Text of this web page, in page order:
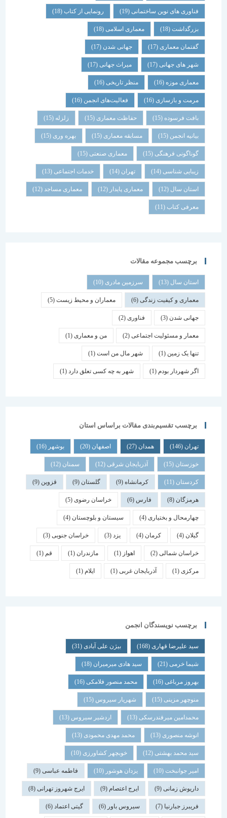
فناوری های نوین ساختمانی(19) رونمایی از کتاب (18)
بزرگداشت (18) معماری اسلامی(18)
گفتمان معماری (17) جهانی شدن(17)
شهر های جهانی(17) میراث جهانی(17)
معماری موزه(16) منظر تاریخی (16)
مرمت و بازسازی(16) فعالیت‌های انجمن(16)
بافت فرسوده (15) حفاظت معماری (15) زلزله
بیانیه انجمن(15) مسابقه معماری (15) بهره وری(15)
گوناگونی فرهنگی (15) معماری صنعتی(15)
زیبایی شناسی (14) تهران خدمات اجتماعی (13)
استان سال(12) معماری پایدار (12) معماری مساجد(12)
معرفی کتاب(11)
برچسب مجموعه مقالات
استان سال(13) سرزمین مادری(10)
معماری و کیفیت زندگی(6) معماران و محیط زیست(5)
جهانی شدن(3) فناوری (2)
معمار و مسئولیت اجتماعی (2) من و معماری (1)
تنها یک زمین(1) شهر مال من است(1)
اگر شهردار بودم (1) شهر به چه کسی تعلق دارد(1)
برچسب تقسیم‌بندی مقالات براساس استان
همدان اصفهان (20) بوشهر
خوزستان(15) آذربایجان شرقی(12) سمنان (12)
کردستان(11) کرمانشاه(9) گلستان (9) قزوین
هرمزگان(8) فارس خراسان رضوی(5)
چهارمحال و بختیاری (4) سیستان و بلوچستان(4)
کرمان یزد خراسان جنوبی(3)
خراسان شمالی(2) اهواز مازندران(1) قم
(1) آذربایجان غربی(1) ایلام
برچسب نویسندگان انجمن
سید علیرضا قهاری(168) بیژن علی آبادی(31)
شیما خرمی(21) سید هادی میرمیران(18)
بهروز مرباغی (16) محمد منصور فلامکی (16)
منوچهر مزینی(15) شهریار سیروس(15)
محمدامین میرفندرسکی(13) اردشیر سیروس(13)
انوشه منصوری(13) محمد مهدی محمودی(13)
سید محمد بهشتی(12) خوبچهر کشاورزی(10)
امیر جوانبخت(10) یزدان هوشور(10) فاطمه عباسی(9)
داریوش زمانی(9) ایرج اعتصام(9) ایرج شهروز تهرانی(8)
فریبرز جبارنیا(7) سیروس باور(6) گیتی اعتماد(6)